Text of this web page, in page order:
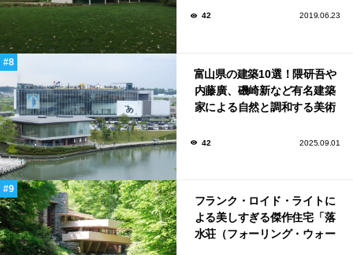
42 2019.06.23
富山県の建築10選！隈研吾や
内藤廣、磯崎新など有名建築
家による自然と調和する美術
42 2025.09.01
フランク・ロイド・ライトに
よる美しすぎる傑作住宅「落
水荘（フォーリング・ウォー